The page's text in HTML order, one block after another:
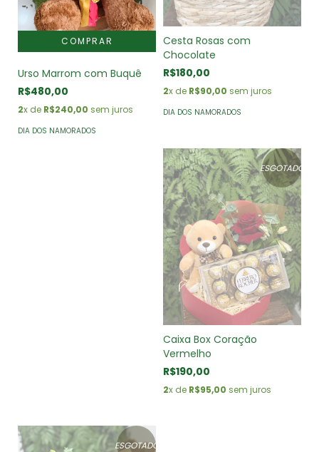
Urso Marrom com Buquê
R$480,00
2x de R$240,00 sem juros
DIA DOS NAMORADOS
Cesta Rosas com
Chocolate
R$180,00
2x de R$90,00 sem juros
DIA DOS NAMORADOS
ESGOTADO
Caixa Box Coração
Vermelho
R$190,00
2x de R$95,00 sem juros
ESGOTADO